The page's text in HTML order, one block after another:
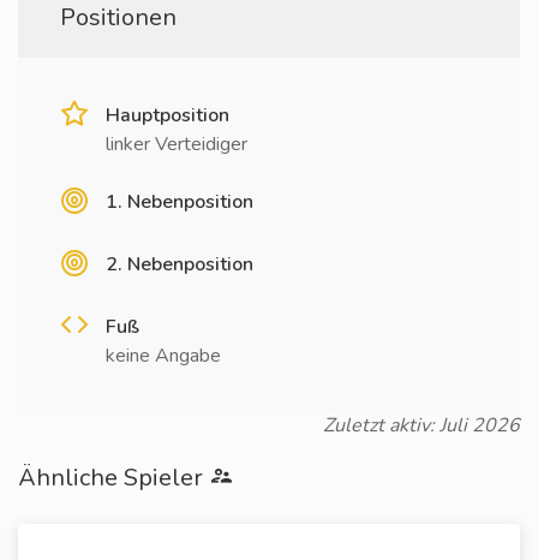
Positionen
Hauptposition
linker Verteidiger
1. Nebenposition
2. Nebenposition
Fuß
keine Angabe
Zuletzt aktiv: Juli 2026
Ähnliche Spieler